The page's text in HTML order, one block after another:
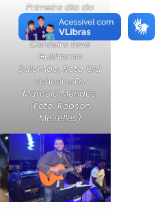
Primeiro dia do
Festival
Gastronômico de
Cordeiro teve
Guilherme
Salomão, Rota Old
School e DJ
Marcelo Mendes.
(Foto: Robson
Meirelles)